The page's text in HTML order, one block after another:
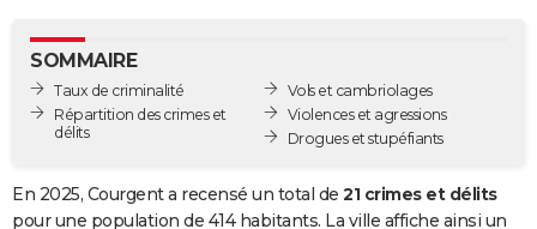
GUIDES D'ACHAT
BONS PLANS
Carte de Noël
Carte Bonne année
Carte Saint-Valentin
Carte Pâques
Carte d'anniversaire
DICTIONNAIRE
SOMMAIRE
Taux de criminalité
Répartition des crimes et
délits
Vols et cambriolages
Violences et agressions
Drogues et stupéfiants
En 2025, Courgent a recensé un total de 21 crimes et délits
pour une population de 414 habitants. La ville affiche ainsi un